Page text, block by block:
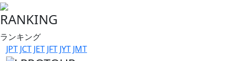
RANKING
ランキング
JPT JCT JET JFT JYT JMT